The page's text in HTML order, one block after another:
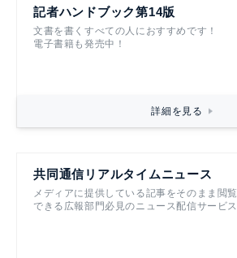
記者ハンドブック第14版
文書を書くすべての人におすすめです！
電子書籍も発売中！
詳細を見る
共同通信リアルタイムニュース
メディアに提供している記事をそのまま閲覧
できる広報部門必見のニュース配信サービス